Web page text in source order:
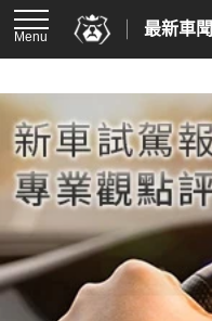
Menu 最新車聞